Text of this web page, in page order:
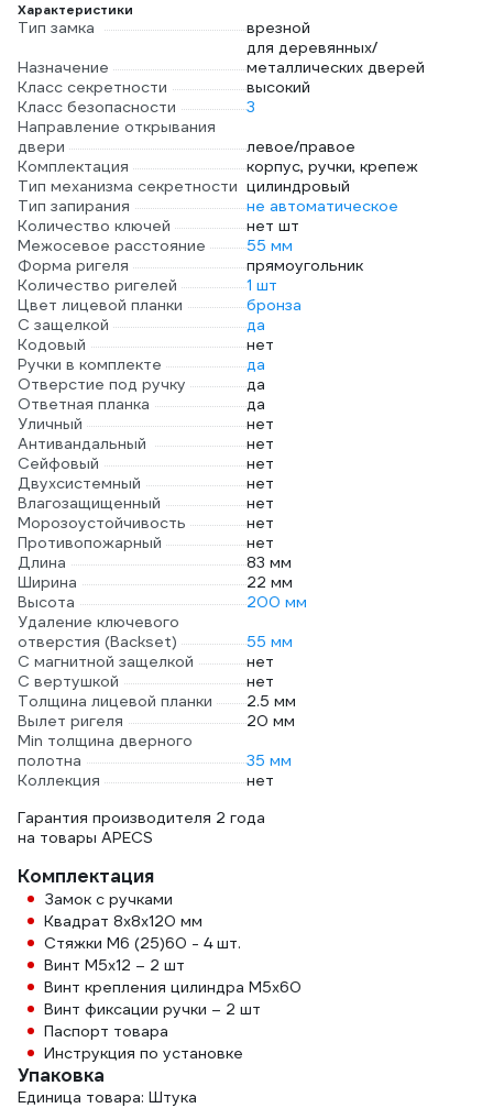
Характеристики
Тип замка
врезной
Назначение
для деревянных/
металлических дверей
Класс секретности
высокий
Класс безопасности
3
Направление открывания
двери
левое/правое
Комплектация
корпус, ручки, крепеж
Тип механизма секретности цилиндровый
Тип запирания
не автоматическое
Количество ключей
нет шт
Межосевое расстояние
55 мм
Форма ригеля
прямоугольник
Количество ригелей
1 шт
Цвет лицевой планки
бронза
С защелкой
да
Кодовый
нет
Ручки в комплекте
да
Отверстие под ручку
да
Ответная планка
да
Уличный
нет
Антивандальный
нет
Сейфовый
нет
Двухсистемный
нет
Влагозащищенный
нет
Морозоустойчивость
нет
Противопожарный
нет
Длина
83 мм
Ширина
22 мм
Высота
200 мм
Удаление ключевого
отверстия (Backset)
55 мм
С магнитной защелкой
нет
С вертушкой
нет
Толщина лицевой планки
2.5 мм
Вылет ригеля
20 мм
Min толщина дверного
полотна
35 мм
Коллекция
нет
Гарантия производителя 2 года
на товары APECS
Комплектация
Замок с ручками
Квадрат 8x8x120 мм
Стяжки M6 (25)60 - 4 шт.
Винт M5x12 – 2 шт
Винт крепления цилиндра M5x60
Винт фиксации ручки – 2 шт
Паспорт товара
Инструкция по установке
Упаковка
Единица товара: Штука